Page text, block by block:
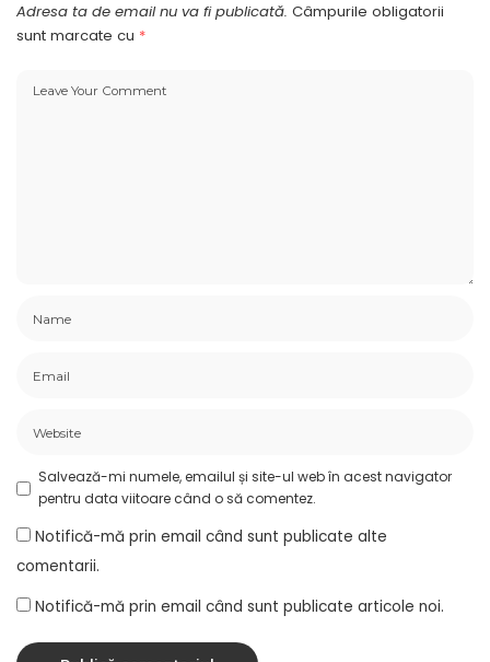
Adresa ta de email nu va fi publicată. Câmpurile obligatorii
sunt marcate cu *
Salvează-mi numele, emailul și site-ul web în acest navigator
pentru data viitoare când o să comentez.
Notifică-mă prin email când sunt publicate alte
comentarii.
Notifică-mă prin email când sunt publicate articole noi.